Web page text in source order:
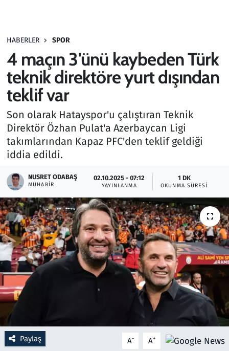
HABERLER SPOR
4 maçın 3'ünü kaybeden Türk
teknik direktöre yurt dışından
teklif var
Son olarak Hatayspor'u çalıştıran Teknik
Direktör Özhan Pulat'a Azerbaycan Ligi
takımlarından Kapaz PFC'den teklif geldiği
iddia edildi.
NUSRET ODABAŞ
MUHABIR
02.10.2025 - 07:12
YAYINLANMA
1 DK
OKUNMA SÜRESI
Paylaş A- A+
Haber
Kültür Sanat
Kurumsal Haberler
Lezzet Durağı
Memur ve Kamu
Otomobil
Oyun
Ramazan
Resmi İlanlar
Rüya Tabirleri
Savunma Sanayi